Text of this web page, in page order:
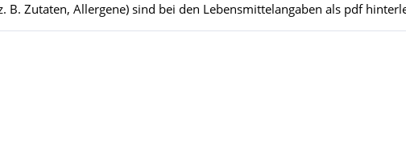
Zutaten, Allergene) sind bei den Lebensmittelangaben als pdf